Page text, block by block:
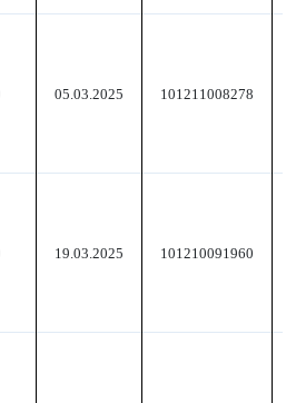
05.03.2025 101211008278
19.03.2025 101210091960